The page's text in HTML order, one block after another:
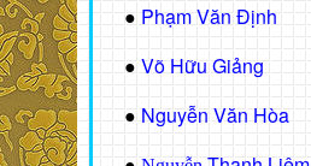
● Phạm Văn Định
● Võ Hữu Giảng
● Nguyễn Văn Hòa